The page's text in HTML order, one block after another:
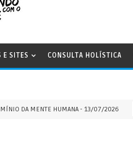
E SITES CONSULTA HOLÍSTICA
MENTE HUMANA - 13/07/2026